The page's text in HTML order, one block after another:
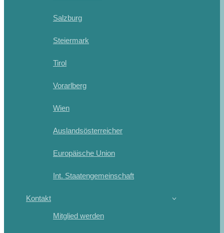
Salzburg
Steiermark
Tirol
Vorarlberg
Wien
Auslandsösterreicher
Europäische Union
Int. Staatengemeinschaft
Kontakt
Mitglied werden